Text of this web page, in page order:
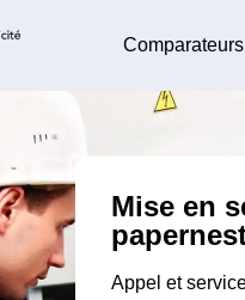
Comparateurs